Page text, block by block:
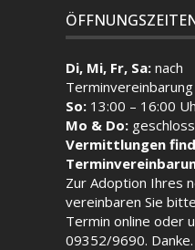
Di, Mi, Fr, Sa: nach
Terminvereinbarung
So: 13:00 – 16:00
Mo & Do:
Vermittlungen
Zur Adoption Ihres
vereinbaren Sie
Termin online oder
09352/9690. Danke.